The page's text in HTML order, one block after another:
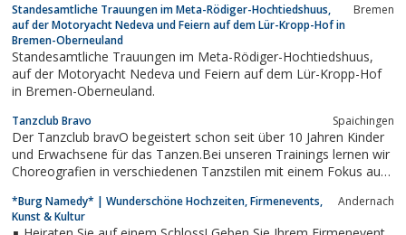
Standesamtliche Trauungen im Meta-Rödiger-Hochtiedshuus,
auf der Motoryacht Nedeva und Feiern auf dem Lür-Kropp-Hof in
Bremen-Oberneuland
Bremen
Standesamtliche Trauungen im Meta-Rödiger-Hochtiedshuus,
auf der Motoryacht Nedeva und Feiern auf dem Lür-Kropp-Hof
in Bremen-Oberneuland.
Tanzclub Bravo Spaichingen
Der Tanzclub bravO begeistert schon seit über 10 Jahren Kinder
und Erwachsene für das Tanzen.Bei unseren Trainings lernen wir
Choreografien in verschiedenen Tanzstilen mit einem Fokus auf
sowie Hochzeitstanz für Paare an.Unseren stylischen Saal...
*Burg Namedy* | Wunderschöne Hochzeiten, Firmenevents,
Kunst & Kultur
Andernach